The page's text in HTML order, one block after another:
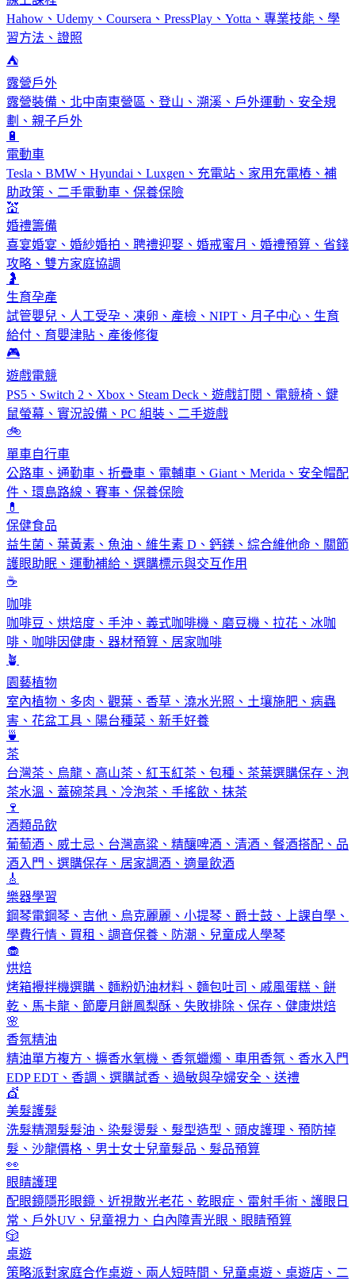
Hahow、Udemy、Coursera、PressPlay、Yotta、專業技能、學
習方法、證照
⛺
露營戶外
露營裝備、北中南東營區、登山、溯溪、戶外運動、安全規
劃、親子戶外
🔋
電動車
Tesla、BMW、Hyundai、Luxgen、充電站、家用充電樁、補
助政策、二手電動車、保養保險
💒
婚禮籌備
喜宴婚宴、婚紗婚拍、聘禮迎娶、婚戒蜜月、婚禮預算、省錢
攻略、雙方家庭協調
🤰
生育孕產
試管嬰兒、人工受孕、凍卵、產檢、NIPT、月子中心、生育
給付、育嬰津貼、產後修復
🎮
遊戲電競
PS5、Switch 2、Xbox、Steam Deck、遊戲訂閱、電競椅、鍵
鼠螢幕、實況設備、PC 組裝、二手遊戲
🚲
單車自行車
公路車、通勤車、折疊車、電輔車、Giant、Merida、安全帽配
件、環島路線、賽事、保養保險
💊
保健食品
益生菌、葉黃素、魚油、維生素 D、鈣鎂、綜合維他命、關節
護眼助眠、運動補給、選購標示與交互作用
☕
咖啡
咖啡豆、烘焙度、手沖、義式咖啡機、磨豆機、拉花、冰咖
啡、咖啡因健康、器材預算、居家咖啡
🪴
園藝植物
室內植物、多肉、觀葉、香草、澆水光照、土壤施肥、病蟲
害、花盆工具、陽台種菜、新手好養
🍵
茶
台灣茶、烏龍、高山茶、紅玉紅茶、包種、茶葉選購保存、泡
茶水溫、蓋碗茶具、冷泡茶、手搖飲、抹茶
🍷
酒類品飲
葡萄酒、威士忌、台灣高粱、精釀啤酒、清酒、餐酒搭配、品
酒入門、選購保存、居家調酒、適量飲酒
🎸
樂器學習
鋼琴電鋼琴、吉他、烏克麗麗、小提琴、爵士鼓、上課自學、
學費行情、買租、調音保養、防潮、兒童成人學琴
🧁
烘焙
烤箱攪拌機選購、麵粉奶油材料、麵包吐司、戚風蛋糕、餅
乾、馬卡龍、節慶月餅鳳梨酥、失敗排除、保存、健康烘焙
🌸
香氛精油
精油單方複方、擴香水氧機、香氛蠟燭、車用香氛、香水入門
EDP EDT、香調、選購試香、過敏與孕婦安全、送禮
💇
美髮護髮
洗髮精潤髮髮油、染髮燙髮、髮型造型、頭皮護理、預防掉
髮、沙龍價格、男士女士兒童髮品、髮品預算
👀
眼睛護理
配眼鏡隱形眼鏡、近視散光老花、乾眼症、雷射手術、護眼日
常、戶外UV、兒童視力、白內障青光眼、眼睛預算
🎲
桌遊
策略派對家庭合作桌遊、兩人短時間、兒童桌遊、桌遊店、二